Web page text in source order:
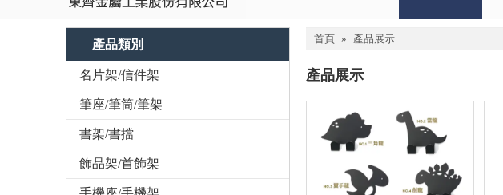
產品類別
名片架/信件架
筆座/筆筒/筆架
書架/書擋
飾品架/首飾架
首頁 » 產品展示
產品展示